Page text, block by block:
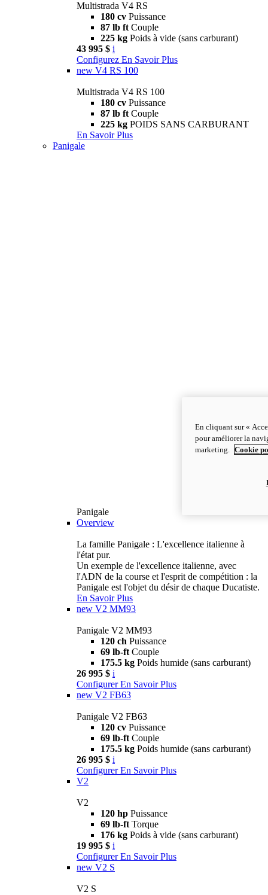
Multistrada V4 RS
180 cv Puissance
87 lb ft Couple
225 kg Poids à vide (sans carburant)
43 995 $ i
Configurez En Savoir Plus
new V4 RS 100
Multistrada V4 RS 100
180 cv Puissance
87 lb ft Couple
225 kg POIDS SANS CARBURANT
En Savoir Plus
Panigale
Panigale
Overview
La famille Panigale : L'excellence italienne à
l'état pur.
Un exemple de l'excellence italienne, avec
l'ADN de la course et l'esprit de compétition : la
Panigale est l'objet du désir de chaque Ducatiste.
En Savoir Plus
new V2 MM93
Panigale V2 MM93
120 ch Puissance
69 lb-ft Couple
175.5 kg Poids humide (sans carburant)
26 995 $ i
Configurer En Savoir Plus
new V2 FB63
Panigale V2 FB63
120 cv Puissance
69 lb-ft Couple
175.5 kg Poids humide (sans carburant)
26 995 $ i
Configurer En Savoir Plus
V2
V2
120 hp Puissance
69 lb-ft Torque
176 kg Poids à vide (sans carburant)
19 995 $ i
Configurer En Savoir Plus
new V2 S
V2 S
En cliquant sur «
pour améliorer la
marketing.
Cookie